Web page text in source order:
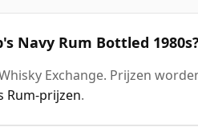
Navy Rum Bottled 1980s?
Exchange. Prijzen
Rum-prijzen.